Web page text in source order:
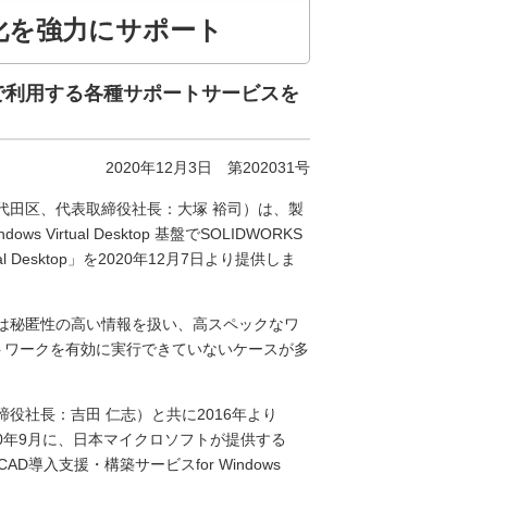
強力にサポート
用する各種サポートサービスを
2020年12月3日 第202031号
田区、代表取締役社長：大塚 裕司）は、製
Virtual Desktop 基盤でSOLIDWORKS
Desktop」を2020年12月7日より提供しま
匿性の高い情報を扱い、高スペックなワ
ークを有効に実行できていないケースが多
社長：吉田 仁志）と共に2016年より
9月に、日本マイクロソフトが提供する
導入支援・構築サービスfor Windows